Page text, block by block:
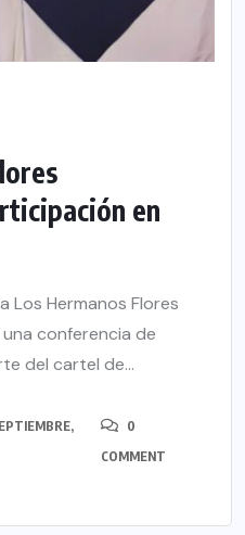
en
Los Hermanos Flores
conferencia de
del cartel de...
0
COMMENT